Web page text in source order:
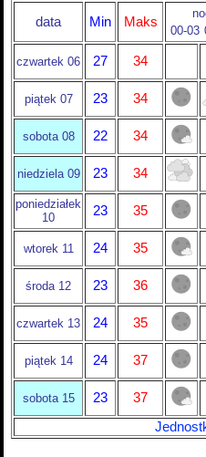
data Min Maks
00-03
czwartek 06 27 34
piątek 07 23 34
sobota 08 22 34
niedziela 09 23 34
poniedziałek
10
23 35
wtorek 11 24 35
środa 12 23 36
czwartek 13 24 35
piątek 14 24 37
sobota 15 23
37